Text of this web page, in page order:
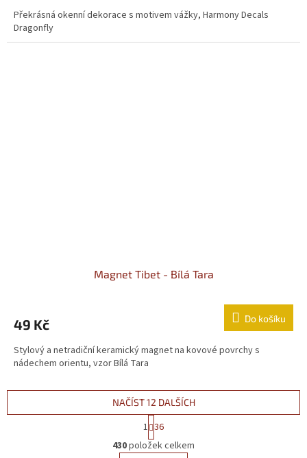
Překrásná okenní dekorace s motivem vážky, Harmony Decals
Dragonfly
Magnet Tibet - Bílá Tara
49 Kč Do košíku
Stylový a netradiční keramický magnet na kovové povrchy s
nádechem orientu, vzor Bílá Tara
Ovládací prvky výpisu
NAČÍST 12 DALŠÍCH
1 36
430položek celkem